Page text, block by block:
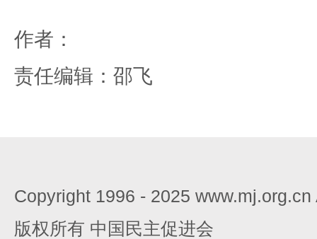
作者：
责任编辑：邵飞
Copyright 1996 - 2025
版权所有 中国民主促进会